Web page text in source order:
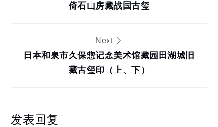
航
倚石山房藏战国古玺
Next
日本和泉市久保惣记念美术馆藏园田湖城旧
藏古玺印（上、下）
发表回复